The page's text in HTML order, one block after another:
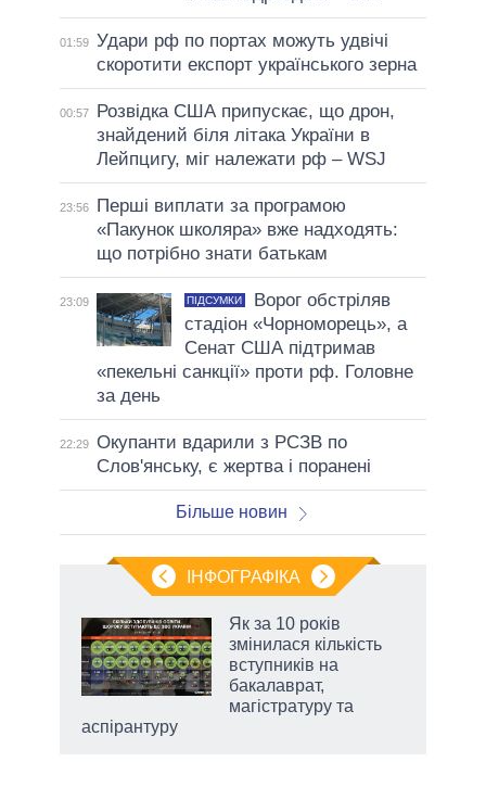
01:59 Удари рф по портах можуть удвічі
скоротити експорт українського зерна
00:57
Розвідка США припускає, що дрон,
знайдений біля літака України в
Лейпцигу, міг належати рф – WSJ
23:56
Перші виплати за програмою
«Пакунок школяра» вже надходять:
що потрібно знати батькам
23:09 ПІДСУМКИ
Ворог обстріляв
стадіон «Чорноморець», а
Сенат США підтримав
«пекельні санкції» проти рф. Головне
за день
22:29 Окупанти вдарили з РСЗВ по
Слов'янську, є жертва і поранені
Більше новин
ІНФОГРАФІКА
Як за 10 років
змінилася кількість
вступників на
бакалаврат,
магістратуру та
аспірантуру